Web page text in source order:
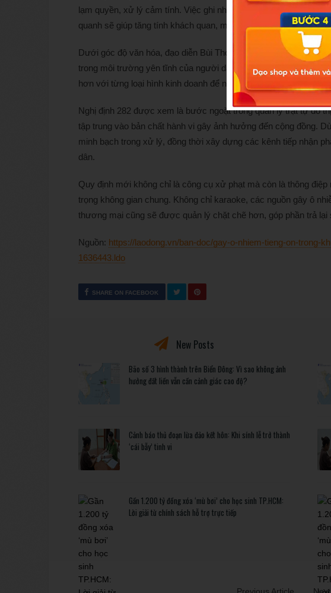
lạm quyền, xử lý cảm tính. Việc ghi nhận hiện trường bằng hình
quanh sẽ giúp tăng tính khách quan, minh bạch.
Dưới góc độ văn hóa, đạo diễn Bùi Thọ Thịnh đánh giá Nghị định
trong môi trường yên tĩnh của người dân. Tuy nhiên, ông cho
hơn với từng loại hình kinh doanh để nâng cao hiệu quả thực thi.
Nghị định 282 được xem là bước ngoặt trong quản lý trật tự đô
tập trung vào bản chất hành vi gây ảnh hưởng đến cộng đồng.
minh bạch trong xử lý, đồng thời xây dựng các kênh tiếp nhận
dân.
Quy định mới không chỉ là công cụ xử phạt mà còn là thông
trọng không gian chung. Không chỉ karaoke, các nguồn gây ô
thương mại cũng sẽ được quản lý chặt chẽ hơn, góp phần trả
Nguồn: https://laodong.vn/ban-doc/gay-o-nhiem-tieng-on-trong-
1636443.ldo
SHARE ON FACEBOOK
New Posts
Bão số 3 hình thành trên Biển Đông: Vì sao không ảnh
hưởng đất liền vẫn cần cảnh giác cao độ?
Cảnh báo thủ đoạn lừa đảo kết hôn: Khi sính lễ trở thành
‘cái bẫy’ tinh vi
Gần 1.200 tỷ đồng xóa ‘mù bơi’ cho học sinh TP.HCM:
Lời giải từ chính sách hỗ trợ trực tiếp